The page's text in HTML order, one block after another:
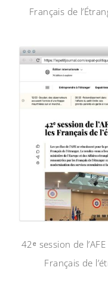
Français de
42ᵉ session de
Français de